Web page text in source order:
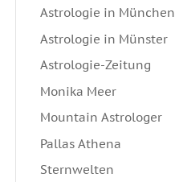
Astrologie in München
Astrologie in Münster
Astrologie-Zeitung
Monika Meer
Mountain Astrologer
Pallas Athena
Sternwelten